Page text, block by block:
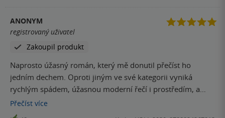
ANONYM
registrovaný uživatel
Zakoupil produkt
Naprosto úžasný román, který mě donutil přečíst ho
jedním dechem. Oproti jiným ve své kategorii vyniká
rychlým spádem, úžasnou moderní řečí i prostředím, a
hlavně tím, že se nebojí erotiky, kterou popisuje explicitně,
ale ne vulgárně. Rozhodně doporučuji přečíst. ✌️
Přečíst více